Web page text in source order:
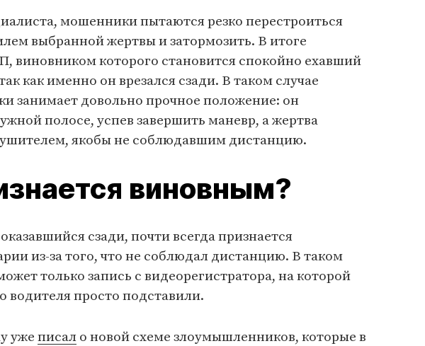
мошенники пытаются резко перестроиться
выбранной жертвы и затормозить. В итоге
виновником которого становится спокойно ехавший
как именно он врезался сзади. В таком случае
занимает довольно прочное положение: он
полосе, успев завершить маневр, а жертва
якобы не соблюдавшим дистанцию.
виновным?
сзади, почти всегда признается
из-за того, что не соблюдал дистанцию. В таком
только запись с видеорегистратора, на которой
водителя просто подставили.
уже писал о новой схеме злоумышленников, которые в